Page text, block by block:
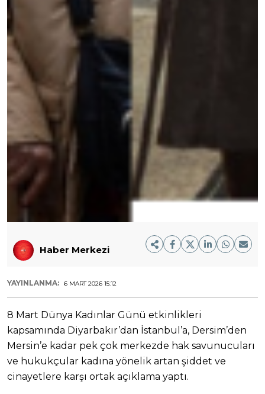
Haber Merkezi
YAYINLANMA: 6 MART 2026 15:12
8 Mart Dünya Kadınlar Günü etkinlikleri
kapsamında Diyarbakır’dan İstanbul’a, Dersim’den
Mersin’e kadar pek çok merkezde hak savunucuları
ve hukukçular kadına yönelik artan şiddet ve
cinayetlere karşı ortak açıklama yaptı.